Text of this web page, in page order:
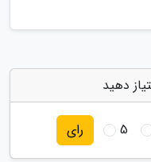
دهید
5 رای